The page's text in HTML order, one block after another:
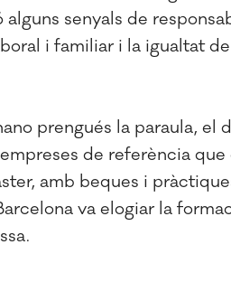
senyals de
i familiar i la igualtat
prengués la paraula, el
de referència que
amb beques i
va elogiar la